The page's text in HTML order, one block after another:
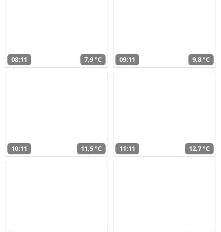
08:11 7,9 °C 09:11 9,8 °C
10:11 11,5 °C 11:11 12,7 °C